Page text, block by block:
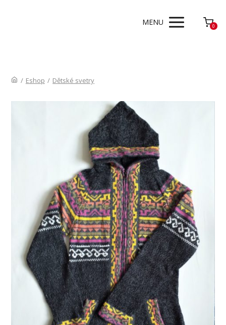
MENU 0
/ Eshop / Dětské svetry